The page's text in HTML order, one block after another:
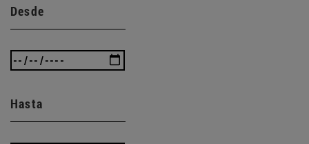
Desde
Hasta